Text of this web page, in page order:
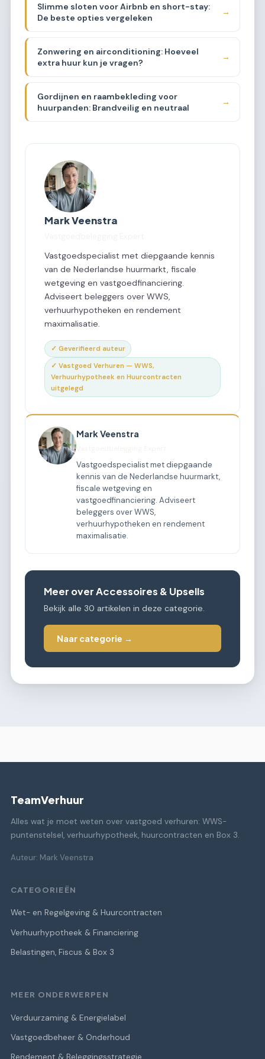
Slimme sloten voor Airbnb en short-stay:
De beste opties vergeleken
→
Zonwering en airconditioning: Hoeveel
extra huur kun je vragen?
→
Gordijnen en raambekleding voor
huurpanden: Brandveilig en neutraal
→
Mark Veenstra
Vastgoedspecialist met diepgaande kennis
van de Nederlandse huurmarkt, fiscale
wetgeving en vastgoedfinanciering.
Adviseert beleggers over WWS,
verhuurhypotheken en rendement
maximalisatie.
✓ Geverifieerd auteur
✓ Vastgoed Verhuren — WWS,
Verhuurhypotheek en Huurcontracten
uitgelegd
Mark Veenstra
Vastgoedspecialist met diepgaande
kennis van de Nederlandse huurmarkt,
fiscale wetgeving en
vastgoedfinanciering. Adviseert
beleggers over WWS,
verhuurhypotheken en rendement
maximalisatie.
Meer over Accessoires & Upsells
Bekijk alle 30 artikelen in deze categorie.
Naar categorie →
TeamVerhuur
Alles wat je moet weten over vastgoed verhuren: WWS-
puntenstelsel, verhuurhypotheek, huurcontracten en Box 3.
Auteur: Mark Veenstra
CATEGORIEËN
Wet- en Regelgeving & Huurcontracten
Verhuurhypotheek & Financiering
Belastingen, Fiscus & Box 3
MEER ONDERWERPEN
Verduurzaming & Energielabel
Vastgoedbeheer & Onderhoud